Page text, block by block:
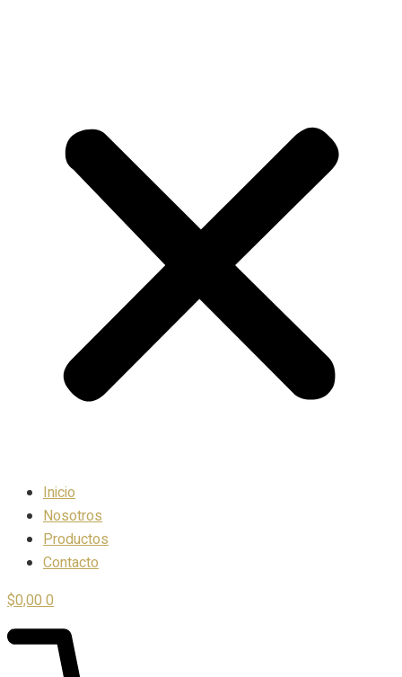
Inicio
Nosotros
Productos
Contacto
$0,000